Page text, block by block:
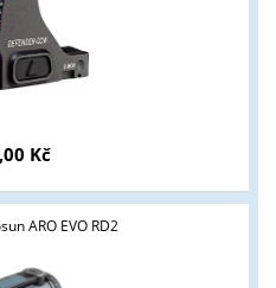
Kč
ARO EVO RD2
odborné veřejnosti od 18 let a
NE